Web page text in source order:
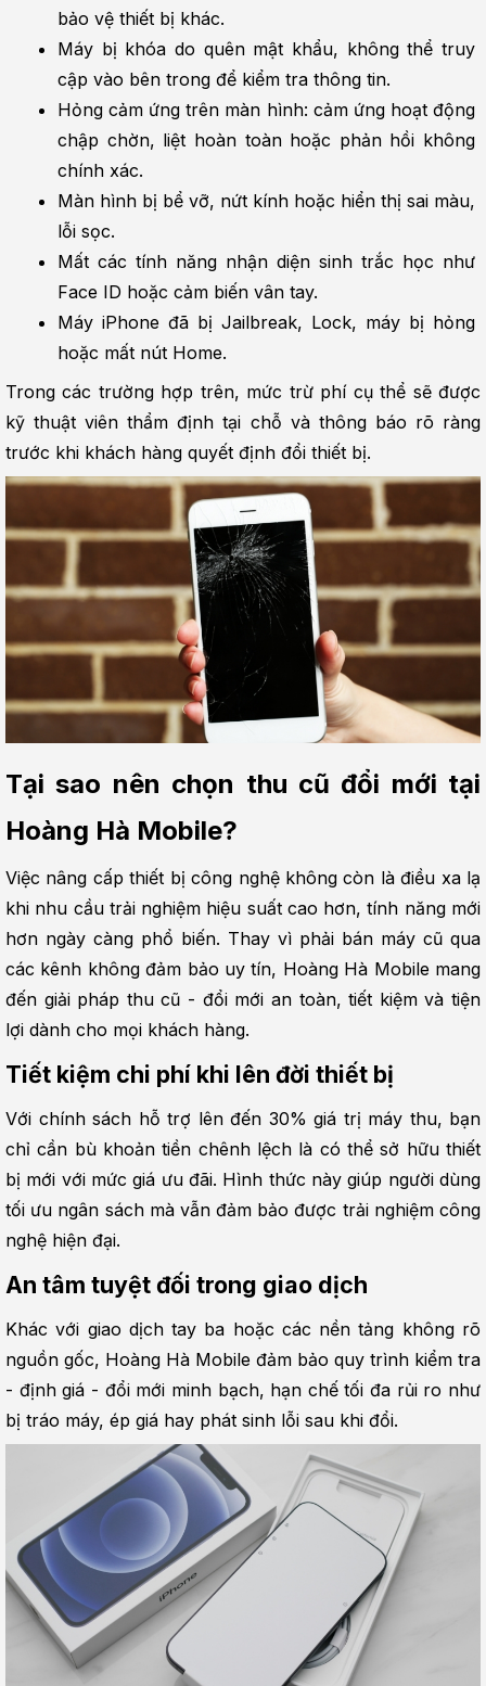
bảo vệ thiết bị khác.
Máy bị khóa do quên mật khẩu, không thể truy
cập vào bên trong để kiểm tra thông tin.
Hỏng cảm ứng trên màn hình: cảm ứng hoạt động
chập chờn, liệt hoàn toàn hoặc phản hồi không
chính xác.
Màn hình bị bể vỡ, nứt kính hoặc hiển thị sai màu,
lỗi sọc.
Mất các tính năng nhận diện sinh trắc học như
Face ID hoặc cảm biến vân tay.
Máy iPhone đã bị Jailbreak, Lock, máy bị hỏng
hoặc mất nút Home.
Trong các trường hợp trên, mức trừ phí cụ thể sẽ được
kỹ thuật viên thẩm định tại chỗ và thông báo rõ ràng
trước khi khách hàng quyết định đổi thiết bị.
Tại sao nên chọn thu cũ đổi mới tại
Hoàng Hà Mobile?
Việc nâng cấp thiết bị công nghệ không còn là điều xa lạ
khi nhu cầu trải nghiệm hiệu suất cao hơn, tính năng mới
hơn ngày càng phổ biến. Thay vì phải bán máy cũ qua
các kênh không đảm bảo uy tín, Hoàng Hà Mobile mang
đến giải pháp thu cũ - đổi mới an toàn, tiết kiệm và tiện
lợi dành cho mọi khách hàng.
Tiết kiệm chi phí khi lên đời thiết bị
Với chính sách hỗ trợ lên đến 30% giá trị máy thu, bạn
chỉ cần bù khoản tiền chênh lệch là có thể sở hữu thiết
bị mới với mức giá ưu đãi. Hình thức này giúp người dùng
tối ưu ngân sách mà vẫn đảm bảo được trải nghiệm công
nghệ hiện đại.
An tâm tuyệt đối trong giao dịch
Khác với giao dịch tay ba hoặc các nền tảng không rõ
nguồn gốc, Hoàng Hà Mobile đảm bảo quy trình kiểm tra
- định giá - đổi mới minh bạch, hạn chế tối đa rủi ro như
bị tráo máy, ép giá hay phát sinh lỗi sau khi đổi.